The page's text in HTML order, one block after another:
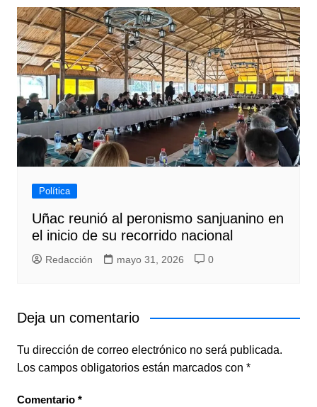
Política
Uñac reunió al peronismo sanjuanino en
el inicio de su recorrido nacional
Redacción mayo 31, 2026 0
Deja un comentario
Tu dirección de correo electrónico no será publicada.
Los campos obligatorios están marcados con *
Comentario *